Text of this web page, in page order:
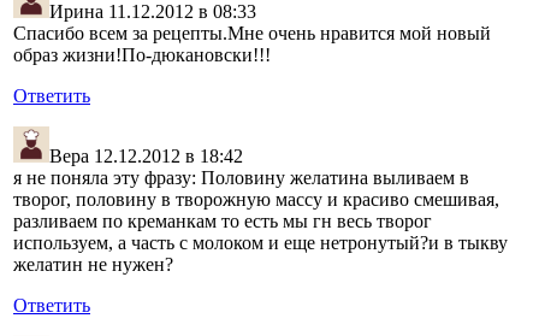
Ирина 11.12.2012 в 08:33
Спасибо всем за рецепты.Мне очень нравится мой новый
образ жизни!По-дюкановски!!!
Ответить
Вера 12.12.2012 в 18:42
я не поняла эту фразу: Половину желатина выливаем в
творог, половину в творожную массу и красиво смешивая,
разливаем по креманкам то есть мы гн весь творог
используем, а часть с молоком и еще нетронутый?и в тыкву
желатин не нужен?
Ответить